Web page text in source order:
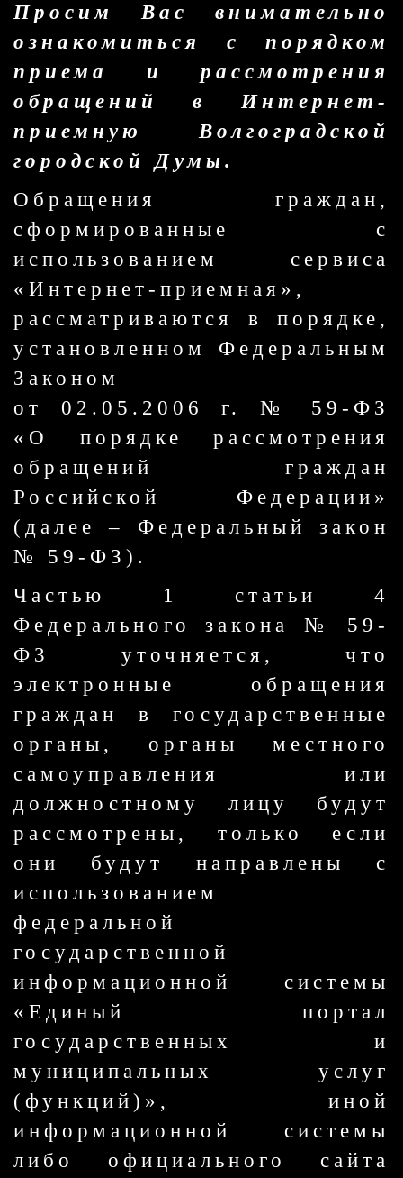
Просим Вас внимательно
ознакомиться с порядком
приема и рассмотрения
обращений в Интернет-
приемную Волгоградской
городской Думы.
Обращения граждан,
сформированные с
использованием сервиса
«Интернет-приемная»,
рассматриваются в порядке,
установленном Федеральным
Законом
от 02.05.2006 г. № 59-ФЗ
«О порядке рассмотрения
обращений граждан
Российской Федерации»
(далее – Федеральный закон
№ 59-ФЗ).
Частью 1 статьи 4
Федерального закона № 59-
Ф3 уточняется, что
электронные обращения
граждан в государственные
органы, органы местного
самоуправления или
должностному лицу будут
рассмотрены, только если
они будут направлены с
использованием
федеральной
государственной
информационной системы
«Единый портал
государственных и
муниципальных услуг
(функций)», иной
информационной системы
либо официального сайта